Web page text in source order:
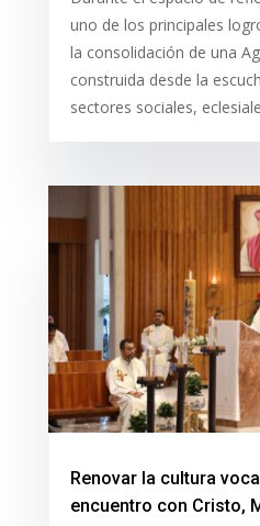
uno de los principales
la consolidación de una
construida desde la
sectores sociales,
Renovar la cultura
encuentro con Cristo,